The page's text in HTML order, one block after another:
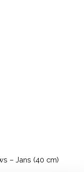
– Jans (40 cm)